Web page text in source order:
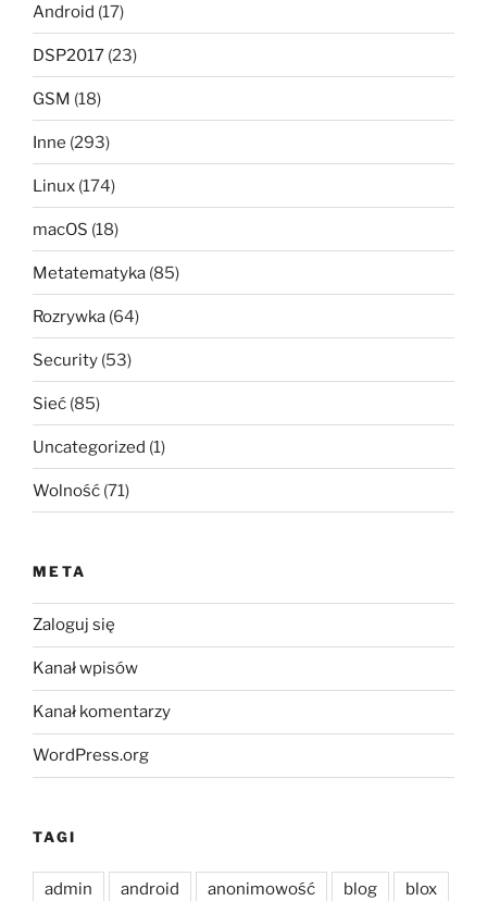
Android (17)
DSP2017 (23)
GSM (18)
Inne (293)
Linux (174)
macOS (18)
Metatematyka (85)
Rozrywka (64)
Security (53)
Sieć (85)
Uncategorized (1)
Wolność (71)
META
Zaloguj się
Kanał wpisów
Kanał komentarzy
WordPress.org
TAGI
admin android anonimowość blog blox